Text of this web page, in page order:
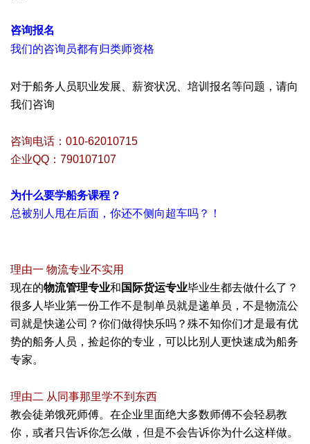
咨询报名
我们的咨询员都有归类师资格
对于船务人员职业发展、薪资状况、培训报名等问题，请向
我们咨询
咨询电话：010-62010715
企业QQ：790107107
为什么要学船务课程？
总被别人甩在后面，你还不侧向超车吗？！
理由一 物流专业不实用
现在的物流管理专业和 国际货运专业毕业生都去做什么了？
很多人毕业第一份工作不是制单员就是递单员，不是物流公
司就是快递公司？你们做得快乐吗？殊不知你们才是最有优
势的船务人员，捡起你的专业，可以比别人更快速成为船务
专家。
理由二 从同事那里学不到东西
教会徒弟饿死师傅。在企业里面绝大多数师傅不会轻易教
你，或者只告诉你怎么做，但是不会告诉你为什么这样做。